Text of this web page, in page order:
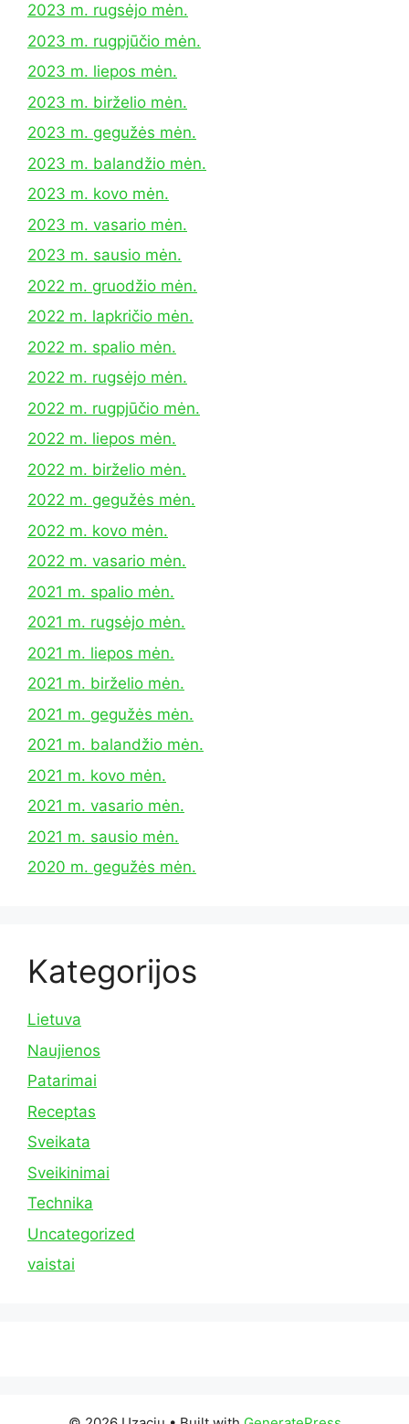
2023 m. rugsėjo mėn.
2023 m. rugpjūčio mėn.
2023 m. liepos mėn.
2023 m. birželio mėn.
2023 m. gegužės mėn.
2023 m. balandžio mėn.
2023 m. kovo mėn.
2023 m. vasario mėn.
2023 m. sausio mėn.
2022 m. gruodžio mėn.
2022 m. lapkričio mėn.
2022 m. spalio mėn.
2022 m. rugsėjo mėn.
2022 m. rugpjūčio mėn.
2022 m. liepos mėn.
2022 m. birželio mėn.
2022 m. gegužės mėn.
2022 m. kovo mėn.
2022 m. vasario mėn.
2021 m. spalio mėn.
2021 m. rugsėjo mėn.
2021 m. liepos mėn.
2021 m. birželio mėn.
2021 m. gegužės mėn.
2021 m. balandžio mėn.
2021 m. kovo mėn.
2021 m. vasario mėn.
2021 m. sausio mėn.
2020 m. gegužės mėn.
Kategorijos
Lietuva
Naujienos
Patarimai
Receptas
Sveikata
Sveikinimai
Technika
Uncategorized
vaistai